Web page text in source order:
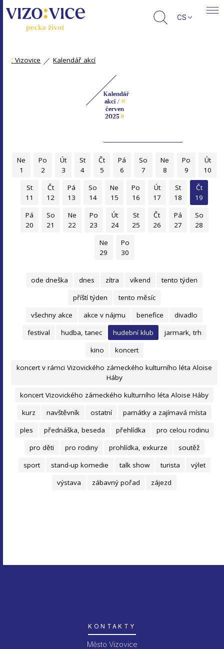
CS
: Vizovice Kalendář akcí
Kalendář
akcí / «
červen
2025»
Ne
1
Po
2
Út
3
St
4
Čt
5
Pá
6
So
7
Ne
8
Po
9
Út
10
St
11
Čt
12
Pá
13
So
14
Ne
15
Po
16
Út
17
St
18
Čt
19
Pá
20
So
21
Ne
22
Po
23
Út
24
St
25
Čt
26
Pá
27
So
28
Ne
29
Po
30
ode dneška dnes zítra víkend
tento týden
příští týden
tento měsíc
všechny akce
akce v nájmu benefice
divadlo
festival
hudba, tanec hudební klub
jarmark, trh
kino
koncert
koncert v rámci Vizovického zámeckého kulturního léta Aloise
Háby
koncert Vizovického zámeckého kulturního léta Aloise Háby
kurz
navštěvník ostatní
památky a zajímavá místa
ples
přednáška, beseda přehlídka
pro celou rodinu
pro děti
pro rodiny prohlídka, exkurze
soutěž
sport
stand-up komedie talk show turista
výlet
výstava
zábavný pořad zájezd
KONTAKTY
Město Vizovice